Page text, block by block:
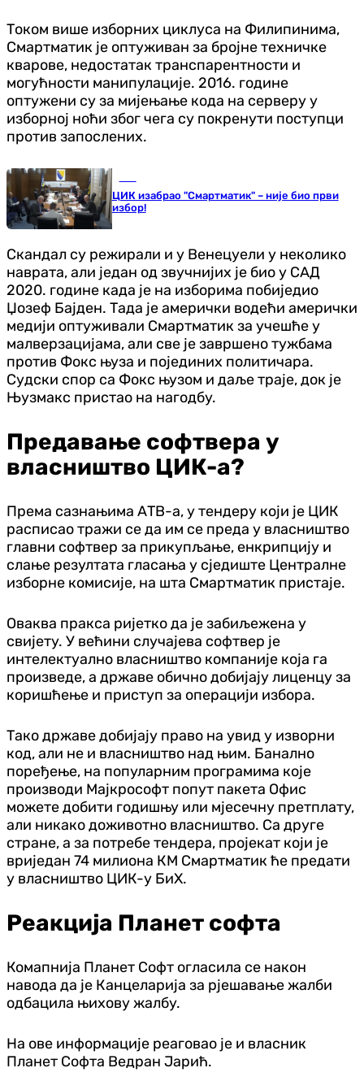
Током више изборних циклуса на Филипинима,
Смартматик је оптуживан за бројне техничке
кварове, недостатак транспарентности и
могућности манипулације. 2016. године
оптужени су за мијењање кода на серверу у
изборној ноћи због чега су покренути поступци
против запослених.
ЦИК изабрао "Смартматик" – није био први
избор!
Скандал су режирали и у Венецуели у неколико
наврата, али један од звучнијих је био у САД
2020. године када је на изборима побиједио
Џозеф Бајден. Тада је амерички водећи амерички
медији оптуживали Смартматик за учешће у
малверзацијама, али све је завршено тужбама
против Фокс њуза и појединих политичара.
Судски спор са Фокс њузом и даље траје, док је
Њузмакс пристао на нагодбу.
Предавање софтвера у
власништво ЦИК-а?
Према сазнањима АТВ-а, у тендеру који је ЦИК
расписао тражи се да им се преда у власништво
главни софтвер за прикупљање, енкрипцију и
слање резултата гласања у сједиште Централне
изборне комисије, на шта Смартматик пристаје.
Оваква пракса ријетко да је забиљежена у
свијету. У већини случајева софтвер је
интелектуално власништво компаније која га
произведе, а државе обично добијају лиценцу за
коришћење и приступ за операцији избора.
Тако државе добијају право на увид у изворни
код, али не и власништво над њим. Банално
поређење, на популарним програмима које
производи Мајкрософт попут пакета Офис
можете добити годишњу или мјесечну претплату,
али никако доживотно власништво. Са друге
стране, а за потребе тендера, пројекат који је
вриједан 74 милиона КМ Смартматик ће предати
у власништво ЦИК-у БиХ.
Реакција Планет софта
Комапнија Планет Софт огласила се након
навода да је Канцеларија за рјешавање жалби
одбацила њихову жалбу.
На ове информације реаговао је и власник
Планет Софта Ведран Јарић.